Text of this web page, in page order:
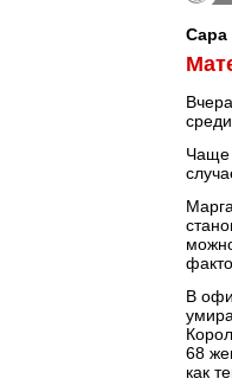
Сара
Чаще
В
68
как